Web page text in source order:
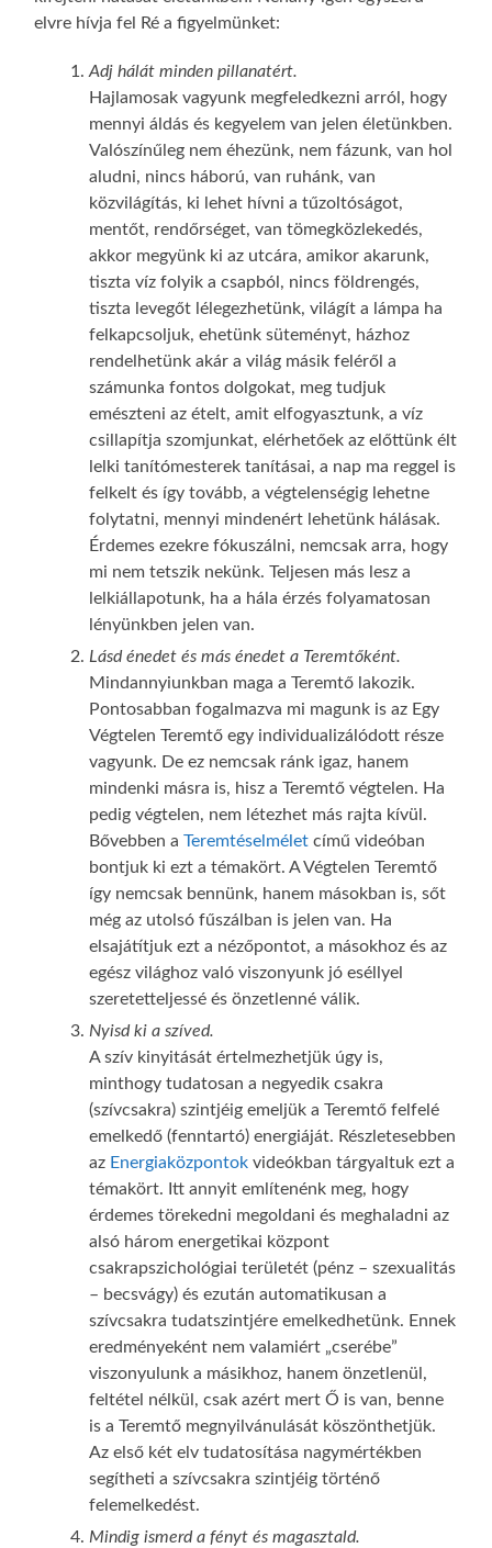
elvre hívja fel Ré a figyelmünket:
Adj hálát minden pillanatért.
Hajlamosak vagyunk megfeledkezni arról, hogy
mennyi áldás és kegyelem van jelen életünkben.
Valószínűleg nem éhezünk, nem fázunk, van hol
aludni, nincs háború, van ruhánk, van
közvilágítás, ki lehet hívni a tűzoltóságot,
mentőt, rendőrséget, van tömegközlekedés,
akkor megyünk ki az utcára, amikor akarunk,
tiszta víz folyik a csapból, nincs földrengés,
tiszta levegőt lélegezhetünk, világít a lámpa ha
felkapcsoljuk, ehetünk süteményt, házhoz
rendelhetünk akár a világ másik feléről a
számunka fontos dolgokat, meg tudjuk
emészteni az ételt, amit elfogyasztunk, a víz
csillapítja szomjunkat, elérhetőek az előttünk élt
lelki tanítómesterek tanításai, a nap ma reggel is
felkelt és így tovább, a végtelenségig lehetne
folytatni, mennyi mindenért lehetünk hálásak.
Érdemes ezekre fókuszálni, nemcsak arra, hogy
mi nem tetszik nekünk. Teljesen más lesz a
lelkiállapotunk, ha a hála érzés folyamatosan
lényünkben jelen van.
Lásd énedet és más énedet a Teremtőként.
Mindannyiunkban maga a Teremtő lakozik.
Pontosabban fogalmazva mi magunk is az Egy
Végtelen Teremtő egy individualizálódott része
vagyunk. De ez nemcsak ránk igaz, hanem
mindenki másra is, hisz a Teremtő végtelen. Ha
pedig végtelen, nem létezhet más rajta kívül.
Bővebben aTeremtéselmélet című videóban
bontjuk ki ezt a témakört. A Végtelen Teremtő
így nemcsak bennünk, hanem másokban is, sőt
még az utolsó fűszálban is jelen van. Ha
elsajátítjuk ezt a nézőpontot, a másokhoz és az
egész világhoz való viszonyunk jó eséllyel
szeretetteljessé és önzetlenné válik.
Nyisd ki a szíved.
A szív kinyitását értelmezhetjük úgy is,
minthogy tudatosan a negyedik csakra
(szívcsakra) szintjéig emeljük a Teremtő felfelé
emelkedő (fenntartó) energiáját. Részletesebben
az Energiaközpontok videókban tárgyaltuk ezt a
témakört. Itt annyit említenénk meg, hogy
érdemes törekedni megoldani és meghaladni az
alsó három energetikai központ
csakrapszichológiai területét (pénz – szexualitás
– becsvágy) és ezután automatikusan a
szívcsakra tudatszintjére emelkedhetünk. Ennek
eredményeként nem valamiért „cserébe”
viszonyulunk a másikhoz, hanem önzetlenül,
feltétel nélkül, csak azért mert Ő is van, benne
is a Teremtő megnyilvánulását köszönthetjük.
Az első két elv tudatosítása nagymértékben
segítheti a szívcsakra szintjéig történő
felemelkedést.
Mindig ismerd a fényt és magasztald.